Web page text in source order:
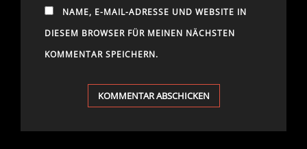
NAME, E-MAIL-ADRESSE UND WEBSITE IN
DIESEM BROWSER FÜR MEINEN NÄCHSTEN
KOMMENTAR SPEICHERN.